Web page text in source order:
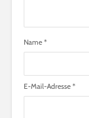
Name *
E-Mail-Adresse *